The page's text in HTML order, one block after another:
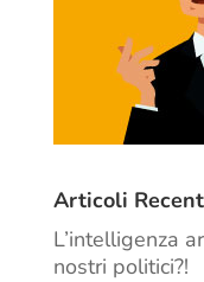
Articoli
L’intelligenza
nostri politici?!